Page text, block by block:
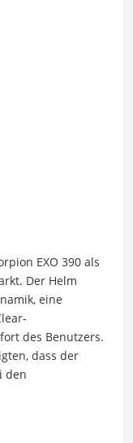
EXO 390 als
Der Helm
eine
des Benutzers.
dass der
den